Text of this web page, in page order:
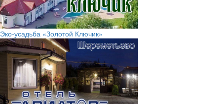
Эко-усадьба «Золотой Ключик»